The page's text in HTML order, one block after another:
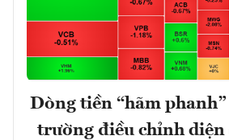
Dòng tiền “hãm
trường điều chỉnh